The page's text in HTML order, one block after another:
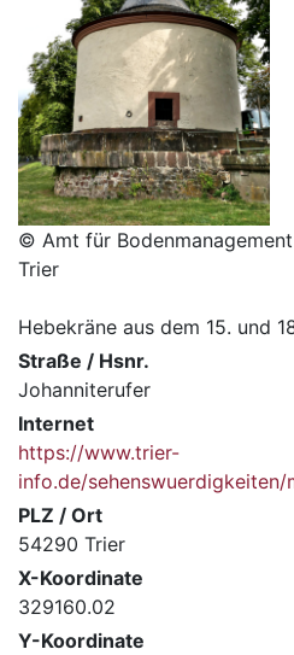
© Amt für
Trier
Hebekräne aus dem 15. und
Straße / Hsnr.
Johanniterufer
Internet
https://www.trier-
info.de/sehenswuerdigkeiten/
PLZ / Ort
54290 Trier
X-Koordinate
329160.02
Y-Koordinate